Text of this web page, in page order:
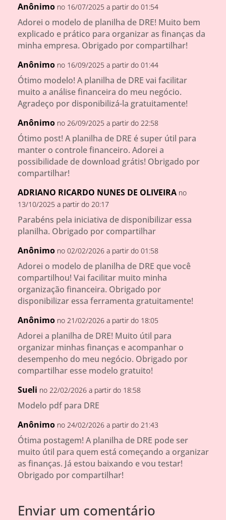
Anônimo no 16/07/2025 a partir do 01:54
Adorei o modelo de planilha de DRE! Muito bem
explicado e prático para organizar as finanças da
minha empresa. Obrigado por compartilhar!
Anônimo no 16/09/2025 a partir do 01:44
Ótimo modelo! A planilha de DRE vai facilitar
muito a análise financeira do meu negócio.
Agradeço por disponibilizá-la gratuitamente!
Anônimo no 26/09/2025 a partir do 22:58
Ótimo post! A planilha de DRE é super útil para
manter o controle financeiro. Adorei a
possibilidade de download grátis! Obrigado por
compartilhar!
ADRIANO RICARDO NUNES DE OLIVEIRA no
13/10/2025 a partir do 20:17
Parabéns pela iniciativa de disponibilizar essa
planilha. Obrigado por compartilhar
Anônimo no 02/02/2026 a partir do 01:58
Adorei o modelo de planilha de DRE que você
compartilhou! Vai facilitar muito minha
organização financeira. Obrigado por
disponibilizar essa ferramenta gratuitamente!
Anônimo no 21/02/2026 a partir do 18:05
Adorei a planilha de DRE! Muito útil para
organizar minhas finanças e acompanhar o
desempenho do meu negócio. Obrigado por
compartilhar esse modelo gratuito!
Sueli no 22/02/2026 a partir do 18:58
Modelo pdf para DRE
Anônimo no 24/02/2026 a partir do 21:43
Ótima postagem! A planilha de DRE pode ser
muito útil para quem está começando a organizar
as finanças. Já estou baixando e vou testar!
Obrigado por compartilhar!
Enviar um comentário